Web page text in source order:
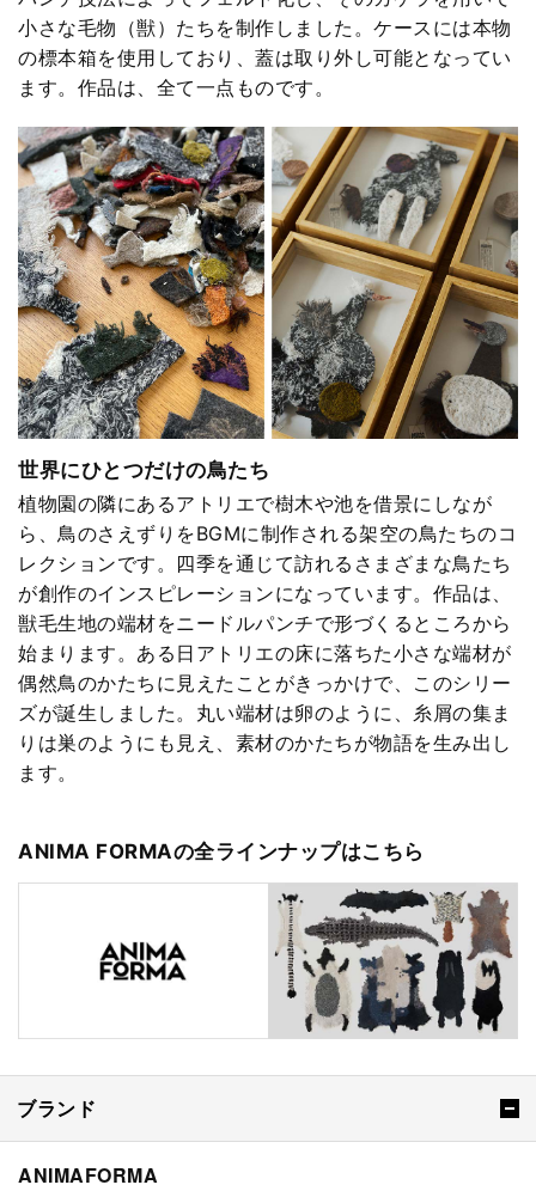
小さな毛物（獣）たちを制作しました。ケースには本物
の標本箱を使用しており、蓋は取り外し可能となってい
ます。作品は、全て一点ものです。
世界にひとつだけの鳥たち
植物園の隣にあるアトリエで樹木や池を借景にしなが
ら、鳥のさえずりをBGMに制作される架空の鳥たちのコ
レクションです。四季を通じて訪れるさまざまな鳥たち
が創作のインスピレーションになっています。作品は、
獣毛生地の端材をニードルパンチで形づくるところから
始まります。ある日アトリエの床に落ちた小さな端材が
偶然鳥のかたちに見えたことがきっかけで、このシリー
ズが誕生しました。丸い端材は卵のように、糸屑の集ま
りは巣のようにも見え、素材のかたちが物語を生み出し
ます。
ANIMA FORMAの全ラインナップはこちら
ブランド
ANIMAFORMA